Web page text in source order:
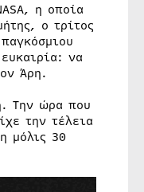
η οποία
ο τρίτος
να
Άρη.
Την ώρα που
την τέλεια
μόλις 30